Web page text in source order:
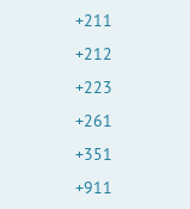
+211
+212
+223
+261
+351
+911